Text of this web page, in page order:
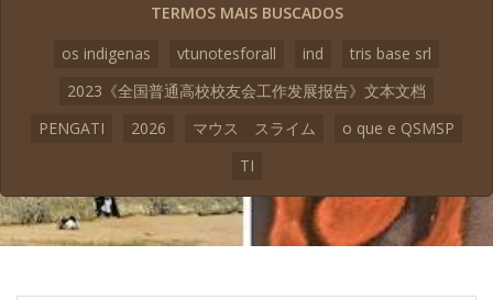
TERMOS MAIS BUSCADOS
os indigenas
vtunotesforall ind
tris base srl
2023《全国普通高校校友会工作发展报告》文本文档
PENGATI
2026 マウス スライム
o que e QSMSP
TI